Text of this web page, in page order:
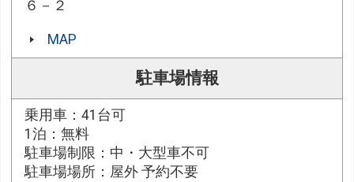
６－２
MAP
駐車場情報
乗用車：41台可
1泊：無料
駐車場制限：中・大型車不可
駐車場場所：屋外 予約不要